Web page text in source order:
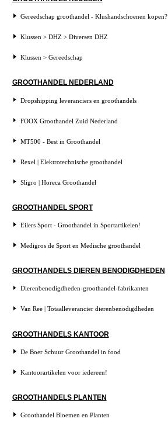
Gereedschap groothandel - Klushandschoenen kopen?
Klussen > DHZ > Diversen DHZ
Klussen > Gereedschap
GROOTHANDEL NEDERLAND
Dropshipping leveranciers en groothandels
FOOX Groothandel Zuid Nederland
MT500 - Best in Groothandel
Rexel | Elektrotechnische groothandel
Sligro | Horeca Groothandel
GROOTHANDEL SPORT
Eilers Sport - Groothandel in Sportartikelen!
Medigros de Sport en Medische groothandel
GROOTHANDELS DIEREN BENODIGDHEDEN
Dierenbenodigdheden-groothandel-fabrikanten
Van Ree | Totaalleverancier dierenbenodigdheden
GROOTHANDELS KANTOOR
De Boer Schuur Groothandel in food
Kantoorartikelen voor iedereen!
GROOTHANDELS PLANTEN
Groothandel Bloemen en Planten